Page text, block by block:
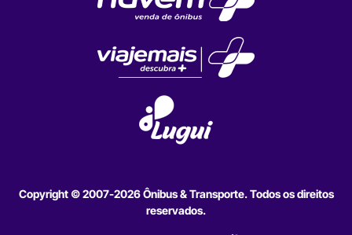
Copyright © 2007-2026 Ônibus & Transporte. Todos os direitos
reservados.